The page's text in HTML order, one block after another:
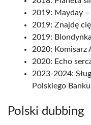
2019: Mayday
2019: Znajdę
2019:
2020: Komisarz
2020: Echo
2023-2024:
Polskiego
Polski dubbing